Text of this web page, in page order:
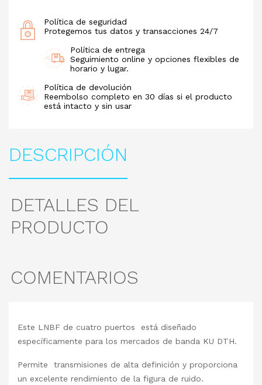
Política de seguridad
Protegemos tus datos y transacciones 24/7
Política de entrega
Seguimiento online y opciones flexibles de
horario y lugar.
Política de devolución
Reembolso completo en 30 días si el producto
está intacto y sin usar
DESCRIPCIÓN
DETALLES DEL
PRODUCTO
COMENTARIOS
Este LNBF de cuatro puertos está diseñado
específicamente para los mercados de banda KU DTH.
Permite transmisiones de alta definición y proporciona
un excelente rendimiento de la figura de ruido.